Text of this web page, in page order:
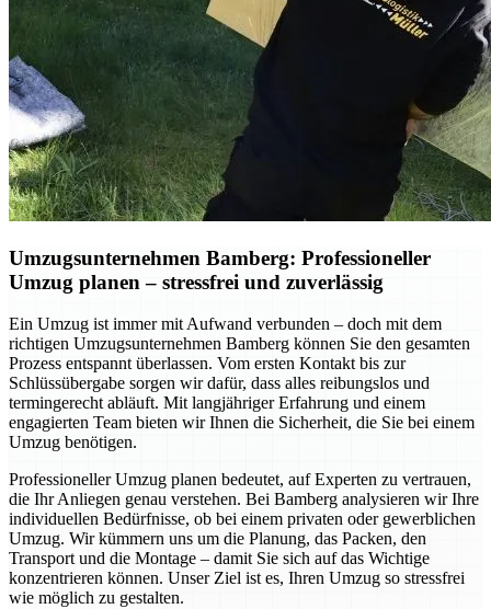
Umzugsunternehmen Bamberg: Professioneller
Umzug planen – stressfrei und zuverlässig
Ein Umzug ist immer mit Aufwand verbunden – doch mit dem
richtigen Umzugsunternehmen Bamberg können Sie den gesamten
Prozess entspannt überlassen. Vom ersten Kontakt bis zur
Schlüssübergabe sorgen wir dafür, dass alles reibungslos und
termingerecht abläuft. Mit langjähriger Erfahrung und einem
engagierten Team bieten wir Ihnen die Sicherheit, die Sie bei einem
Umzug benötigen.
Professioneller Umzug planen bedeutet, auf Experten zu vertrauen,
die Ihr Anliegen genau verstehen. Bei Bamberg analysieren wir Ihre
individuellen Bedürfnisse, ob bei einem privaten oder gewerblichen
Umzug. Wir kümmern uns um die Planung, das Packen, den
Transport und die Montage – damit Sie sich auf das Wichtige
konzentrieren können. Unser Ziel ist es, Ihren Umzug so stressfrei
wie möglich zu gestalten.